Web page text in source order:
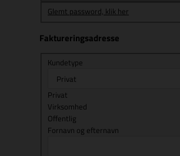
Glemt password, klik her
Faktureringsadresse
Kundetype
Privat
Virksomhed
Offentlig
Fornavn og efternavn